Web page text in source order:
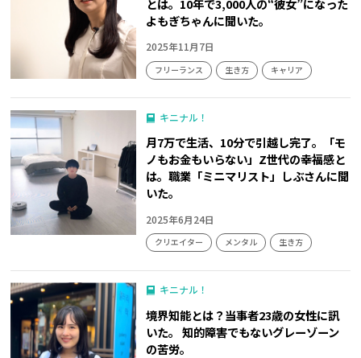
とは。10年で3,000人の“彼女”になった
よもぎちゃんに聞いた。
2025年11月7日
フリーランス 生き方 キャリア
キニナル！
月7万で生活、10分で引越し完了。「モ
ノもお金もいらない」Z世代の幸福感と
は。職業「ミニマリスト」しぶさんに聞
いた。
2025年6月24日
クリエイター メンタル 生き方
キニナル！
境界知能とは？当事者23歳の女性に訊
いた。 知的障害でもないグレーゾーン
の苦労。